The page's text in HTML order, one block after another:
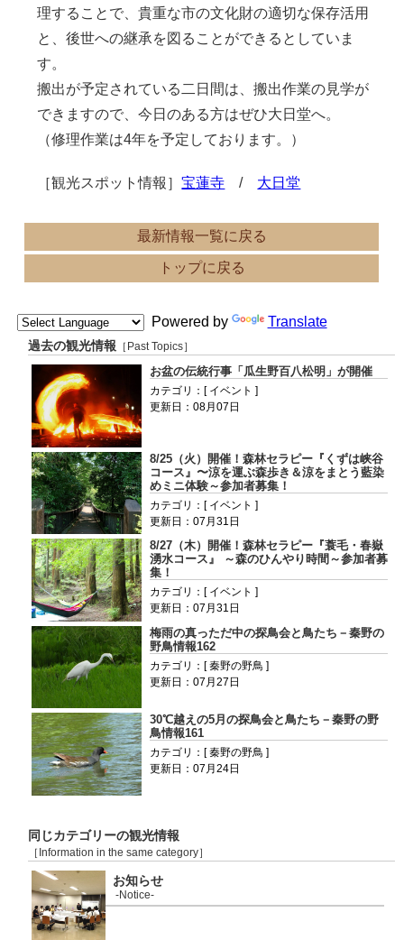
理することで、貴重な市の文化財の適切な保存活用
と、後世への継承を図ることができるとしていま
す。
搬出が予定されている二日間は、搬出作業の見学が
できますので、今日のある方はぜひ大日堂へ。
（修理作業は4年を予定しております。）
［観光スポット情報］宝蓮寺 / 大日堂
最新情報一覧に戻る
トップに戻る
Powered by Translate
過去の観光情報 ［Past Topics］
お盆の伝統行事「瓜生野百八松明」が開催
カテゴリ：[ イベント ]
更新日：08月07日
8/25（火）開催！森林セラピー『くずは峡谷
コース』〜涼を運ぶ森歩き＆涼をまとう藍染
めミニ体験～参加者募集！
カテゴリ：[ イベント ]
更新日：07月31日
8/27（木）開催！森林セラピー『蓑毛・春嶽
湧水コース』 ～森のひんやり時間～参加者募
集！
カテゴリ：[ イベント ]
更新日：07月31日
梅雨の真っただ中の探鳥会と鳥たち－秦野の
野鳥情報162
カテゴリ：[ 秦野の野鳥 ]
更新日：07月27日
30℃越えの5月の探鳥会と鳥たち－秦野の野
鳥情報161
カテゴリ：[ 秦野の野鳥 ]
更新日：07月24日
同じカテゴリーの観光情報
［Information in the same category］
お知らせ
-Notice-